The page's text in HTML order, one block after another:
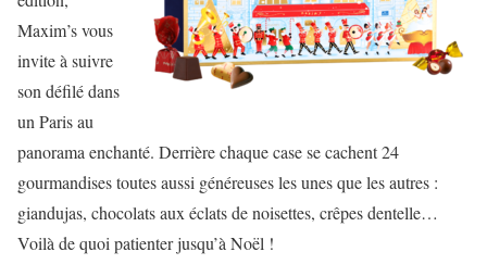
Maxim’s vous
invite à suivre
son défilé dans
un Paris au
panorama enchanté. Derrière chaque case se cachent 24
gourmandises toutes aussi généreuses les unes que les autres :
giandujas, chocolats aux éclats de noisettes, crêpes dentelle…
Voilà de quoi patienter jusqu’à Noël !